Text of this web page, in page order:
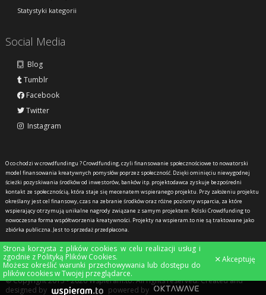
Strona korzysta z plików cookies w celu realizacji usług i
zgodnie z Polityką Plików Cookies.
Możesz określić warunki przechowywania lub dostępu do
plików cookies w Twojej przeglądarce.
Akceptuję
Statystyki kategorii
Social Media
Blog
Tumblr
Facebook
Twitter
Instagram
O co chodzi w crowdfundingu ?Crowdfunding, czyli finansowanie społecznościowe to nowatorski
model finansowania kreatywnych pomysłów poprzez społeczność. Dzięki ominięciu niewygodnej
ścieżki pozyskiwania środków od inwestorów, banków itp. projektodawca zyskuje bezpośredni
kontakt ze społecznością, która staje się mecenatem wspieranego projektu. Przy założeniu projektu
określany jest cel finansowy, czas na zebranie środków oraz różne poziomy wsparcia, za które
wspierający otrzymują unikalne nagrody związane z samym projektem. Polski Crowdfunding to
nowoczesna forma współtworzenia kreatywności. Projekty na wspieram.to nie są traktowane jako
zbiórka publiczna. Jest to sprzedaż przedpłacona.
© Copyright 2013 - 2026 Wspieram.to. All rights reserved. Created and
designed by
powered by